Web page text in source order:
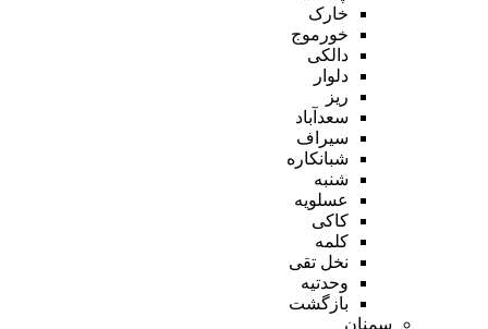
خارک
خورموج
دالکی
دلوار
ریز
سعدآباد
سیراف
شبانکاره
شنبه
عسلویه
کاکی
کلمه
نخل تقی
وحدتیه
بازگشت
سمنان